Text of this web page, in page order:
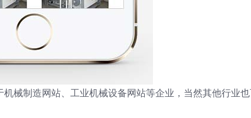
械制造网站、工业机械设备网站等企业，当然其他行业